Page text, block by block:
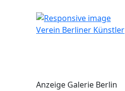
Verein Berliner Künstler
Anzeige Galerie Berlin